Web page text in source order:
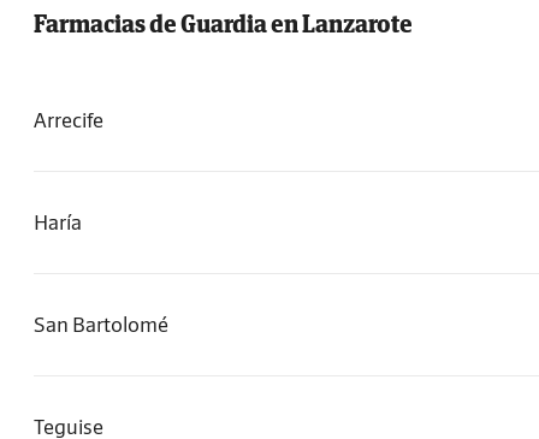
Farmacias de Guardia en Lanzarote
Arrecife
Haría
San Bartolomé
Teguise